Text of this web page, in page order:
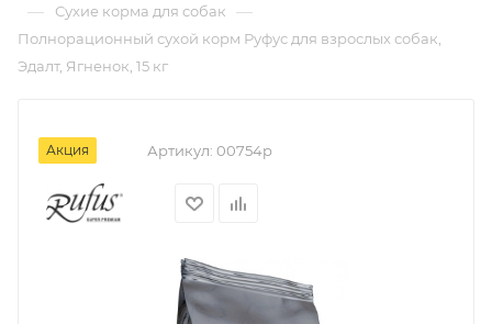
— Сухие корма для собак —
Полнорационный сухой корм Руфус для взрослых собак,
Эдалт, Ягненок, 15 кг
Акция Артикул: 00754р